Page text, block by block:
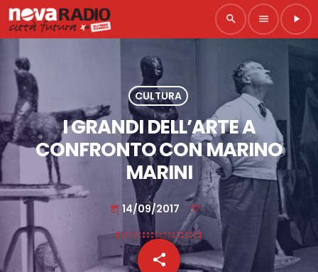
search menu play_arrow
CULTURA
I GRANDI DELL’ARTE A
CONFRONTO CON MARINO
MARINI
today 14/09/2017
share
email